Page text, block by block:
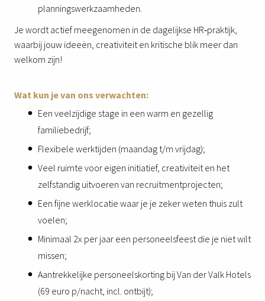
planningswerkzaamheden.
Je wordt actief meegenomen in de dagelijkse HR‑praktijk,
waarbij jouw ideeën, creativiteit en kritische blik meer dan
welkom zijn!
Wat kun je van ons verwachten:
Een veelzijdige stage in een warm en gezellig
familiebedrijf;
Flexibele werktijden (maandag t/m vrijdag);
Veel ruimte voor eigen initiatief, creativiteit en het
zelfstandig uitvoeren van recruitmentprojecten;
Een fijne werklocatie waar je je zeker weten thuis zult
voelen;
Minimaal 2x per jaar een personeelsfeest die je niet wilt
missen;
Aantrekkelijke personeelskorting bij Van der Valk Hotels
(69 euro p/nacht, incl. ontbijt);